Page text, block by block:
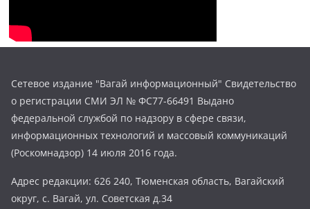
Сетевое издание "Вагай информационный" Свидетельство
о регистрации СМИ ЭЛ № ФС77-66491 Выдано
федеральной службой по надзору в сфере связи,
информационных технологий и массовый коммуникаций
(Роскомнадзор) 14 июля 2016 года.
Адрес редакции: 626 240, Тюменская область, Вагайский
округ, с. Вагай, ул. Советская д.34